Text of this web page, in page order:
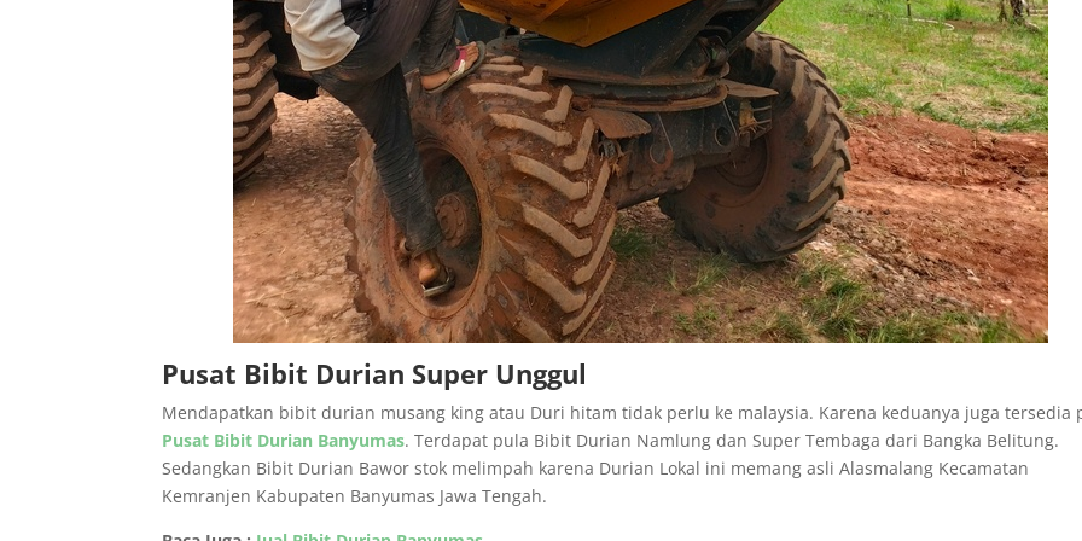
Pusat Bibit Durian Super Unggul
Mendapatkan bibit durian musang king atau Duri hitam tidak perlu ke malaysia. Karena keduanya juga tersedia
Pusat Bibit Durian Banyumas. Terdapat pula Bibit Durian Namlung dan Super Tembaga dari Bangka Belitung.
Sedangkan Bibit Durian Bawor stok melimpah karena Durian Lokal ini memang asli Alasmalang Kecamatan
Kemranjen Kabupaten Banyumas Jawa Tengah.